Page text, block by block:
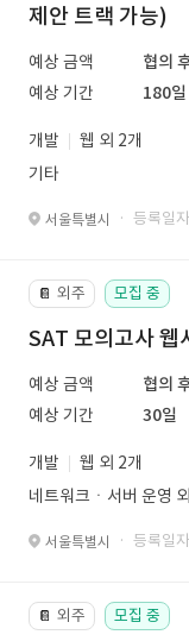
제안 트랙 가능)
예상 금액
협의
예상 기간
180일
개발
웹 외 2개
기타
서울특별시 · 등록일
📔 외주 모집 중
SAT 모의고사 웹
예상 금액
협의
예상 기간
30일
개발
웹 외 2개
네트워크ㆍ서버 운영
서울특별시 · 등록일
📔 외주 모집 중